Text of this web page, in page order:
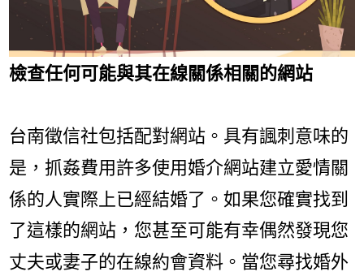
檢查任何可能與其在​​線關係相關的網站
台南徵信社包括配對網站。具有諷刺意味的
是，抓姦費用許多使用婚介網站建立愛情關
係的人實際上已經結婚了。如果您確實找到
了這樣的網站，您甚至可能有幸偶然發現您
丈夫或妻子的在線約會資料。當您尋找婚外